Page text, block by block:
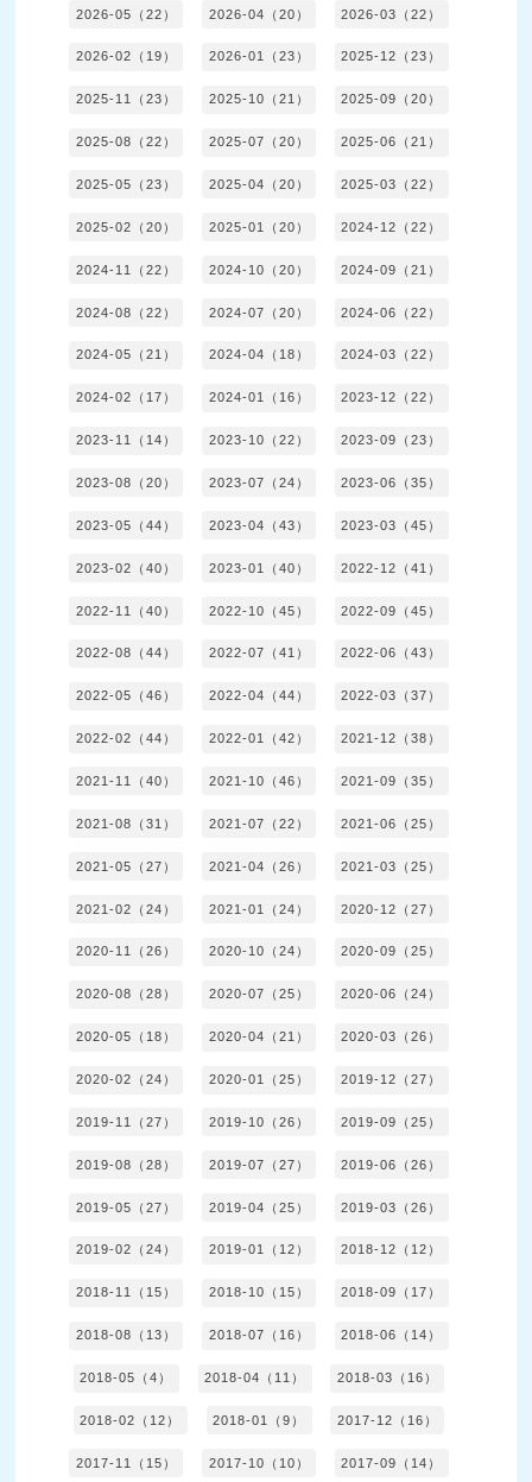
2026-05（22） 2026-04（20） 2026-03（22）
2026-02（19） 2026-01（23） 2025-12（23）
2025-11（23） 2025-10（21） 2025-09（20）
2025-08（22） 2025-07（20） 2025-06（21）
2025-05（23） 2025-04（20） 2025-03（22）
2025-02（20） 2025-01（20） 2024-12（22）
2024-11（22） 2024-10（20） 2024-09（21）
2024-08（22） 2024-07（20） 2024-06（22）
2024-05（21） 2024-04（18） 2024-03（22）
2024-02（17） 2024-01（16） 2023-12（22）
2023-11（14） 2023-10（22） 2023-09（23）
2023-08（20） 2023-07（24） 2023-06（35）
2023-05（44） 2023-04（43） 2023-03（45）
2023-02（40） 2023-01（40） 2022-12（41）
2022-11（40） 2022-10（45） 2022-09（45）
2022-08（44） 2022-07（41） 2022-06（43）
2022-05（46） 2022-04（44） 2022-03（37）
2022-02（44） 2022-01（42） 2021-12（38）
2021-11（40） 2021-10（46） 2021-09（35）
2021-08（31） 2021-07（22） 2021-06（25）
2021-05（27） 2021-04（26） 2021-03（25）
2021-02（24） 2021-01（24） 2020-12（27）
2020-11（26） 2020-10（24） 2020-09（25）
2020-08（28） 2020-07（25） 2020-06（24）
2020-05（18） 2020-04（21） 2020-03（26）
2020-02（24） 2020-01（25） 2019-12（27）
2019-11（27） 2019-10（26） 2019-09（25）
2019-08（28） 2019-07（27） 2019-06（26）
2019-05（27） 2019-04（25） 2019-03（26）
2019-02（24） 2019-01（12） 2018-12（12）
2018-11（15） 2018-10（15） 2018-09（17）
2018-08（13） 2018-07（16） 2018-06（14）
2018-05（4） 2018-04（11） 2018-03（16）
2018-02（12） 2018-01（9） 2017-12（16）
2017-11（15） 2017-10（10） 2017-09（14）